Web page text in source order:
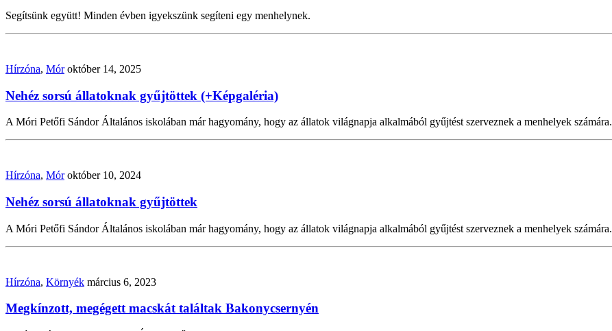
Segítsünk együtt! Minden évben igyekszünk segíteni egy menhelynek.
Hírzóna, Mór október 14, 2025
Nehéz sorsú állatoknak gyűjtöttek (+Képgaléria)
A Móri Petőfi Sándor Általános iskolában már hagyomány, hogy az állatok világnapja alkalmából gyűjtést szerveznek a menhelyek számára.
Hírzóna, Mór október 10, 2024
Nehéz sorsú állatoknak gyűjtöttek
A Móri Petőfi Sándor Általános iskolában már hagyomány, hogy az állatok világnapja alkalmából gyűjtést szerveznek a menhelyek számára.
Hírzóna, Környék március 6, 2023
Megkínzott, megégett macskát találtak Bakonycsernyén